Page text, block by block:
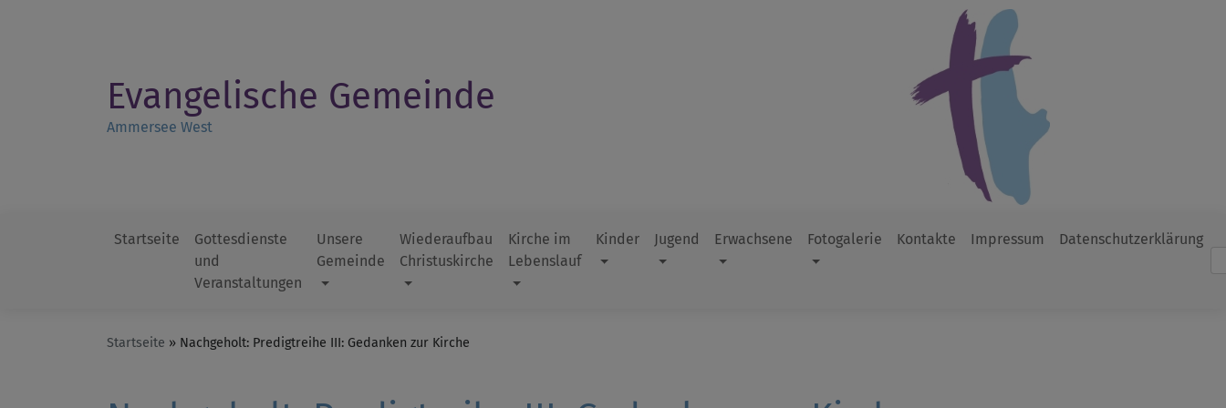
Evangelische Gemeinde
Ammersee West
Hauptnavigation
Startseite
Gottesdienste
und
Veranstaltungen
Unsere
Gemeinde
Wiederaufbau
Christuskirche
Kirche im
Lebenslauf
Kinder Jugend Erwachsene Fotogalerie Kontakte Impressum
Datenschutzerklärung
Startseite Nachgeholt: Predigtreihe III: Gedanken zur Kirche